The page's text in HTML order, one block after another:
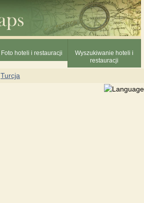
Foto hoteli i restauracji
Wyszukiwanie hoteli i
restauracji
Turcja